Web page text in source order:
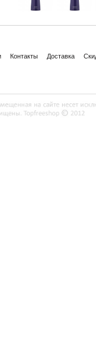
Контакты Доставка